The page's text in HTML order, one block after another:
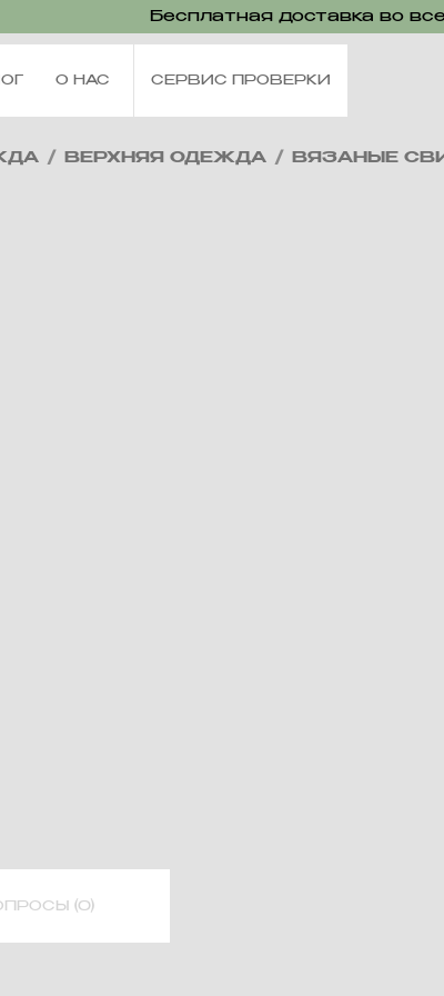
Бесплатная доставка во
О НАС СЕРВИС ПРОВЕРКИ
/ ВЕРХНЯЯ ОДЕЖДА / ВЯЗАНЫЕ
(0)